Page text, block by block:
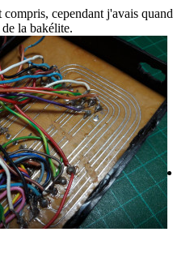
compris, cependant j'avais
la bakélite.